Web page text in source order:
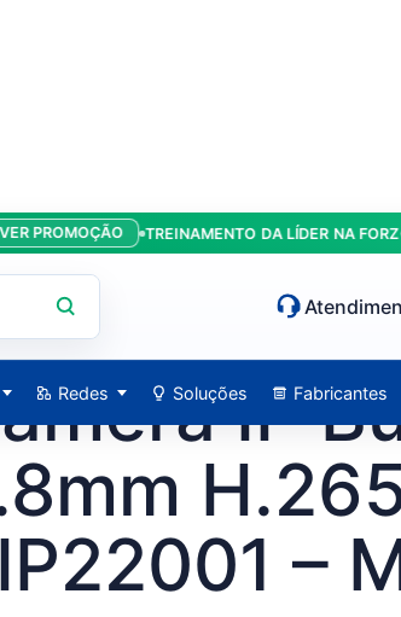
TREINAMENTO DA LÍDER NA FORZON 🚀
Redes Soluções Fabricantes
IP
–